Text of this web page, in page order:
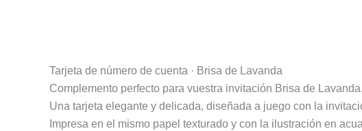
Tarjeta de número de cuenta · Brisa de Lavanda
Complemento perfecto para vuestra invitación Brisa de Lavanda.
Una tarjeta elegante y delicada, diseñada a juego con la
Impresa en el mismo papel texturado y con la ilustración en